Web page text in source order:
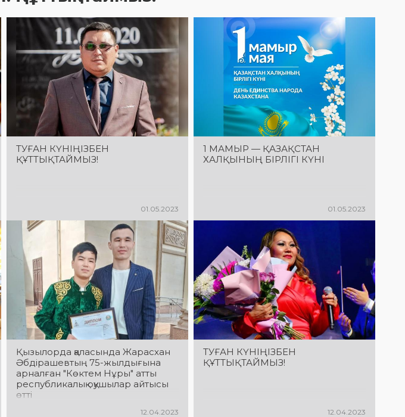
ТУҒАН КҮНІҢІЗБЕН
ҚҰТТЫҚТАЙМЫЗ!
01.05.2023
1 МАМЫР — ҚАЗАҚСТАН
ХАЛҚЫНЫҢ БІРЛІГІ КҮНІ
01.05.2023
Қызылорда қаласында Жарасхан
Әбдірашевтың 75-жылдығына
арналған "Көктем Нұры" атты
республикалық оқушылар айтысы
өтті
12.04.2023
ТУҒАН КҮНІҢІЗБЕН
ҚҰТТЫҚТАЙМЫЗ!
12.04.2023